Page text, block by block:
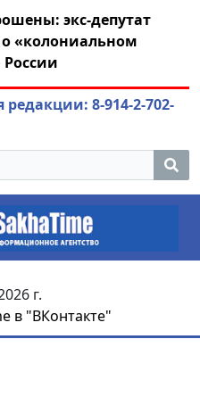
экс-депутат
«колониальном
России
8-914-2-702-
г.
в "ВКонтакте"